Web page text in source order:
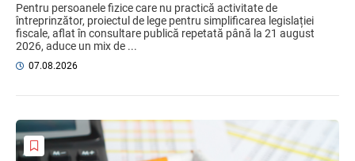
Pentru persoanele fizice care nu practică activitate de
întreprinzător, proiectul de lege pentru simplificarea legislației
fiscale, aflat în consultare publică repetată până la 21 august
2026, aduce un mix de ...
07.08.2026